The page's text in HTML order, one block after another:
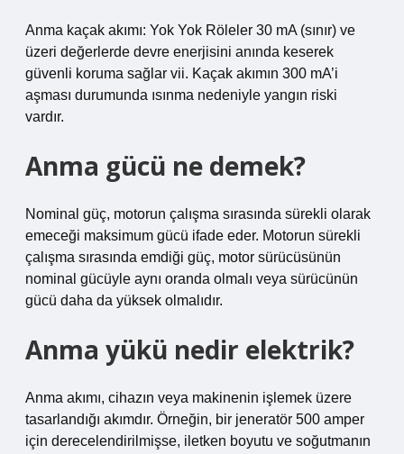
Anma kaçak akımı: Yok Yok Röleler 30 mA (sınır) ve
üzeri değerlerde devre enerjisini anında keserek
güvenli koruma sağlar vii. Kaçak akımın 300 mA’i
aşması durumunda ısınma nedeniyle yangın riski
vardır.
Anma gücü ne demek?
Nominal güç, motorun çalışma sırasında sürekli olarak
emeceği maksimum gücü ifade eder. Motorun sürekli
çalışma sırasında emdiği güç, motor sürücüsünün
nominal gücüyle aynı oranda olmalı veya sürücünün
gücü daha da yüksek olmalıdır.
Anma yükü nedir elektrik?
Anma akımı, cihazın veya makinenin işlemek üzere
tasarlandığı akımdır. Örneğin, bir jeneratör 500 amper
için derecelendirilmişse, iletken boyutu ve soğutmanın